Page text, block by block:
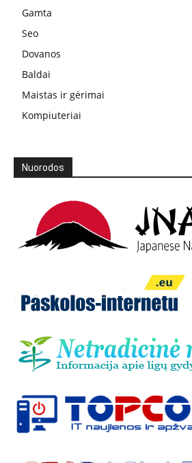
Gamta
Seo
Dovanos
Baldai
Maistas ir gėrimai
Kompiuteriai
Nuorodos